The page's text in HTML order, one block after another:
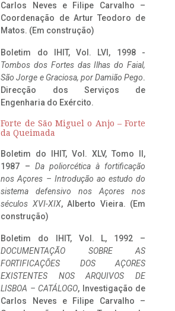
Carlos Neves e Filipe Carvalho –
Coordenação de Artur Teodoro de
Matos. (Em construção)
Boletim do IHIT, Vol. LVI, 1998 -
Tombos dos Fortes das Ilhas do Faial,
São Jorge e Graciosa, por Damião Pego.
Direcção dos Serviços de
Engenharia do Exército.
Forte de São Miguel o Anjo – Forte
da Queimada
Boletim do IHIT, Vol. XLV, Tomo II,
1987 – Da poliorcética à fortificação
nos Açores – Introdução ao estudo do
sistema defensivo nos Açores nos
séculos XVI-XIX, Alberto Vieira. (Em
construção)
Boletim do IHIT, Vol. L, 1992 –
DOCUMENTAÇÃO SOBRE AS
FORTIFICAÇÕES DOS AÇORES
EXISTENTES NOS ARQUIVOS DE
LISBOA – CATÁLOGO, Investigação de
Carlos Neves e Filipe Carvalho –